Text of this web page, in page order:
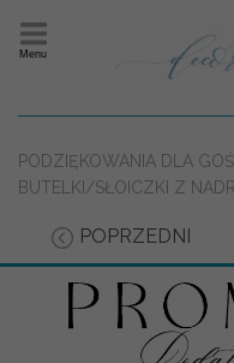
Menu
PODZIĘKOWANIA DLA
BUTELKI/SŁOICZKI Z
POPRZEDNI